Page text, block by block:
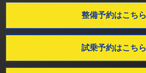
整備予約はこちら
試乗予約はこちら